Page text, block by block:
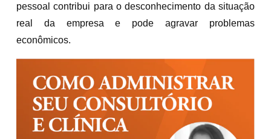
pessoal contribui para o desconhecimento da situação
real da empresa e pode agravar problemas
econômicos.